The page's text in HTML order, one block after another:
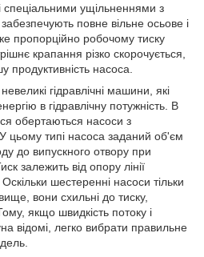
спеціальними ущільненнями з
повне вільне осьове і
пропорційно робочому тиску
крапання різко скорочується,
насоса.
гідравлічні машини, які
в гідравлічну потужність. В
обертаються насоси з
цьому типі насоса заданий об'єм
до випускного отвору при
залежить від опору лінії
шестеренні насоси тільки
вони схильні до тиску,
якщо швидкість потоку і
відомі, легко вибрати правильне